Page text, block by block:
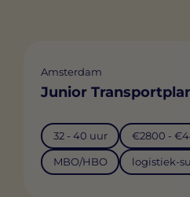
Amsterdam
Junior
32 - 40 uur €2800 -
MBO/HBO logistiek-